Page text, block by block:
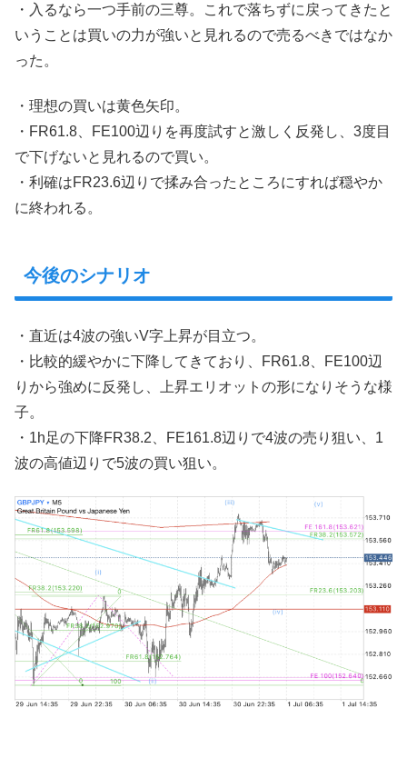
・入るなら一つ手前の三尊。これで落ちずに戻ってきたと
いうことは買いの力が強いと見れるので売るべきではなか
った。
・理想の買いは黄色矢印。
・FR61.8、FE100辺りを再度試すと激しく反発し、3度目
で下げないと見れるので買い。
・利確はFR23.6辺りで揉み合ったところにすれば穏やか
に終われる。
今後のシナリオ
・直近は4波の強いV字上昇が目立つ。
・比較的緩やかに下降してきており、FR61.8、FE100辺
りから強めに反発し、上昇エリオットの形になりそうな様
子。
・1h足の下降FR38.2、FE161.8辺りで4波の売り狙い、1
波の高値辺りで5波の買い狙い。